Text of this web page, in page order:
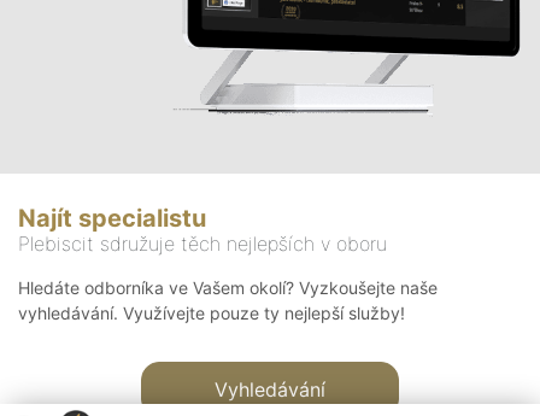
Najít specialistu
Plebiscit sdružuje těch nejlepších v oboru
Hledáte odborníka ve Vašem okolí? Vyzkoušejte naše
vyhledávání. Využívejte pouze ty nejlepší služby!
Vyhledávání